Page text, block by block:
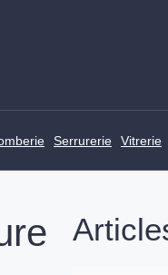
Serrurerie Vitrerie